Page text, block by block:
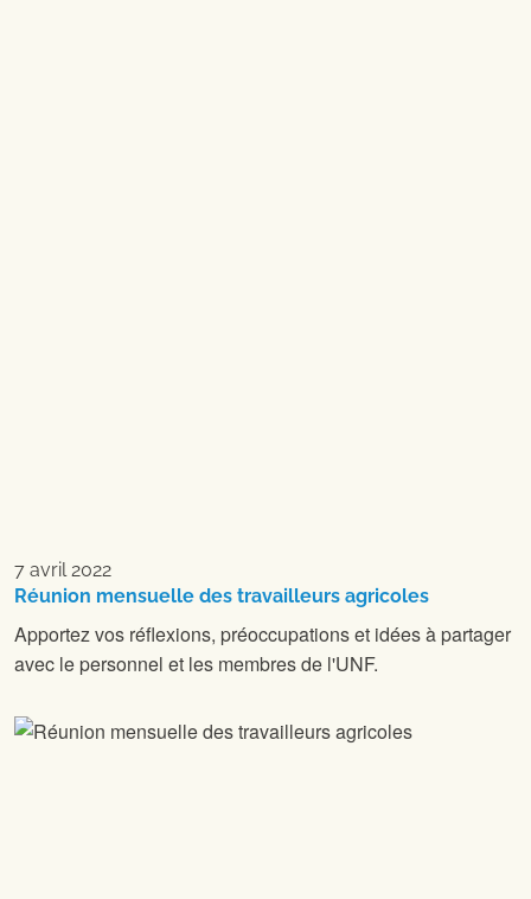
7 avril 2022
Réunion mensuelle des travailleurs agricoles
Apportez vos réflexions, préoccupations et idées à partager
avec le personnel et les membres de l'UNF.